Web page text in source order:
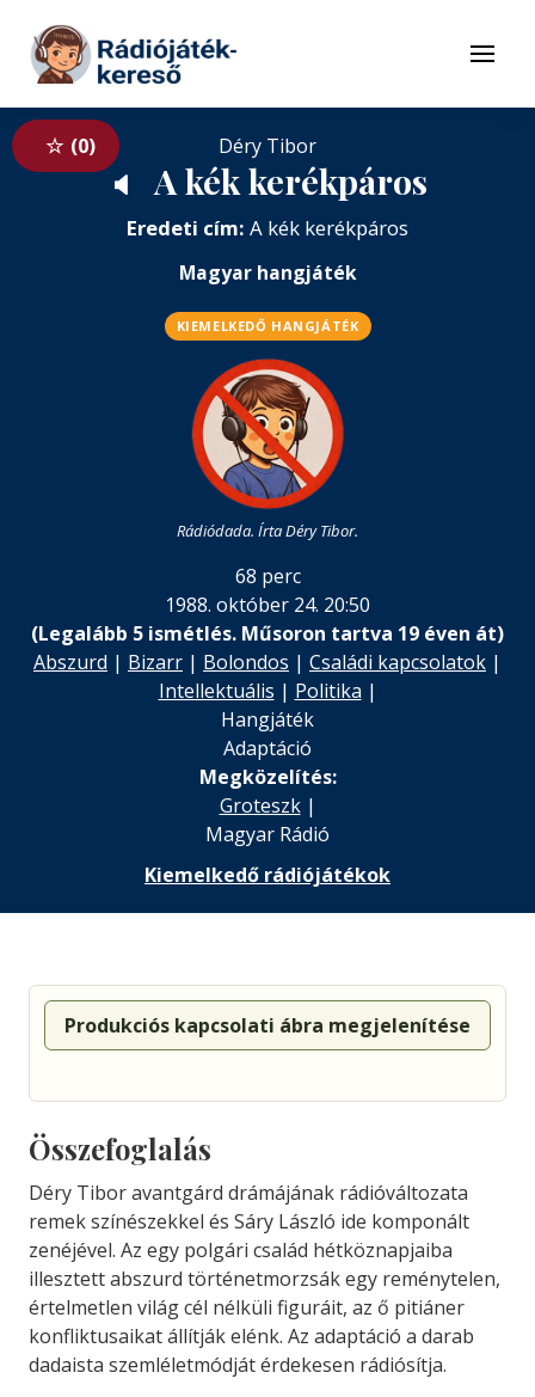
Tovább a tartalomhoz
Menü
0 Déry Tibor
🔈 A kék kerékpáros
Eredeti cím: A kék kerékpáros
Magyar hangjáték
KIEMELKEDŐ HANGJÁTÉK
Rádiódada. Írta Déry Tibor.
68 perc
1988. október 24. 20:50
(Legalább 5 ismétlés. Műsoron tartva 19 éven át)
Abszurd | Bizarr | Bolondos | Családi kapcsolatok |
Intellektuális | Politika |
Hangjáték
Adaptáció
Megközelítés:
Groteszk|
Magyar Rádió
Kiemelkedő rádiójátékok
Produkciós kapcsolati ábra megjelenítése
Összefoglalás
Déry Tibor avantgárd drámájának rádióváltozata
remek színészekkel és Sáry László ide komponált
zenéjével. Az egy polgári család hétköznapjaiba
illesztett abszurd történetmorzsák egy reménytelen,
értelmetlen világ cél nélküli figuráit, az ő pitiáner
konfliktusaikat állítják elénk. Az adaptáció a darab
dadaista szemléletmódját érdekesen rádiósítja.